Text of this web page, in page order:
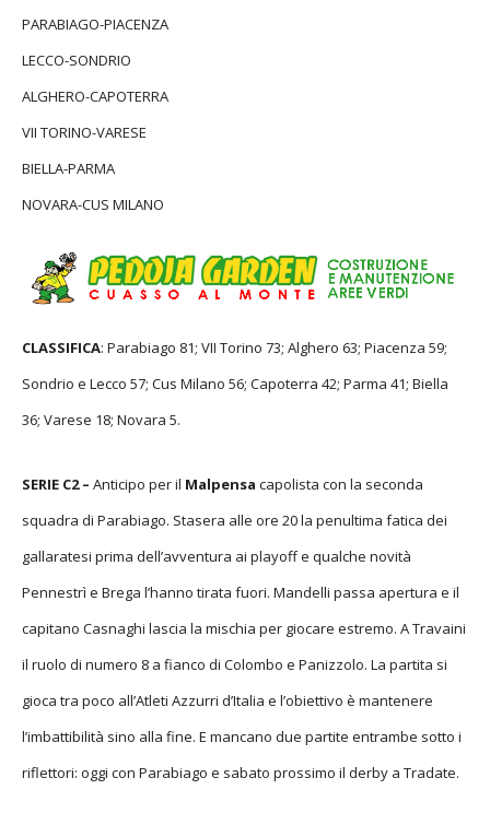
PARABIAGO-PIACENZA
LECCO-SONDRIO
ALGHERO-CAPOTERRA
VII TORINO-VARESE
BIELLA-PARMA
NOVARA-CUS MILANO
CLASSIFICA: Parabiago 81; VII Torino 73; Alghero 63; Piacenza 59;
Sondrio e Lecco 57; Cus Milano 56; Capoterra 42; Parma 41; Biella
36; Varese 18; Novara 5.
SERIE C2 – Anticipo per il Malpensa capolista con la seconda
squadra di Parabiago. Stasera alle ore 20 la penultima fatica dei
gallaratesi prima dell’avventura ai playoff e qualche novità
Pennestrì e Brega l’hanno tirata fuori. Mandelli passa apertura e il
capitano Casnaghi lascia la mischia per giocare estremo. A Travaini
il ruolo di numero 8 a fianco di Colombo e Panizzolo. La partita si
gioca tra poco all’Atleti Azzurri d’Italia e l’obiettivo è mantenere
l’imbattibilità sino alla fine. E mancano due partite entrambe sotto i
riflettori: oggi con Parabiago e sabato prossimo il derby a Tradate.